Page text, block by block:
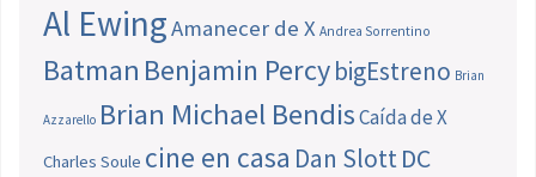
Al EwingAmanecer de X Andrea Sorrentino
Batman Benjamin PercybigEstreno Brian
Azzarello Brian Michael BendisCaída de X
Charles Soule cine en casa Dan SlottDC